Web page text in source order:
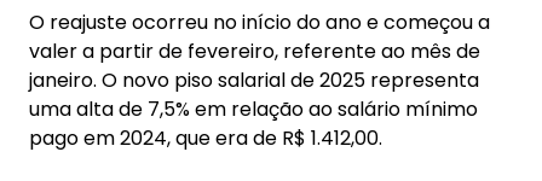
O reajuste ocorreu no início do ano e começou a
valer a partir de fevereiro, referente ao mês de
janeiro. O novo piso salarial de 2025 representa
uma alta de 7,5% em relação ao salário mínimo
pago em 2024, que era de R$ 1.412,00.